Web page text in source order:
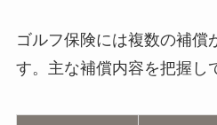
ゴルフ保険には複数の補償
す。主な補償内容を把握し